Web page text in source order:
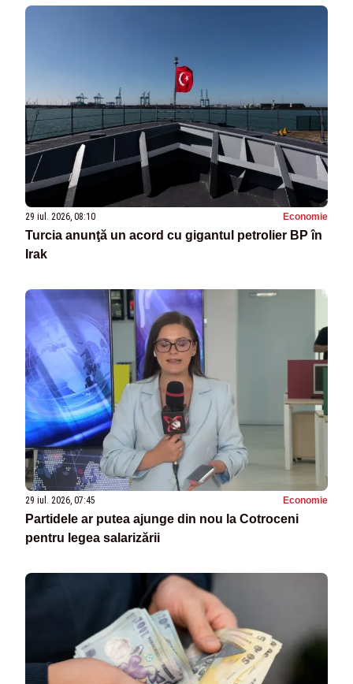
29 iul. 2026, 08:10 Economie
Turcia anunţă un acord cu gigantul petrolier BP în
Irak
29 iul. 2026, 07:45 Economie
Partidele ar putea ajunge din nou la Cotroceni
pentru legea salarizării